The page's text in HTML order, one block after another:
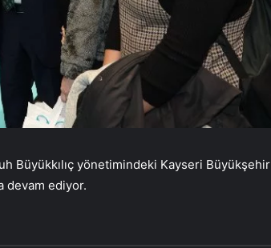
Büyükkılıç yönetimindeki Kayseri Büyükşehir
devam ediyor.